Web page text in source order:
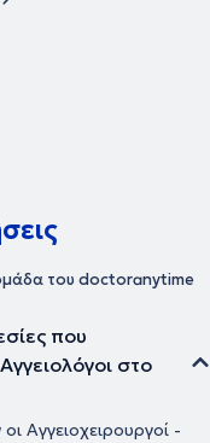
Προσφέρει
σε ένα
σύγχρονες τεχνικές
και ασφαλέστερη.
του doctoranytime
που
στο
Αγγειοχειρουργοί -